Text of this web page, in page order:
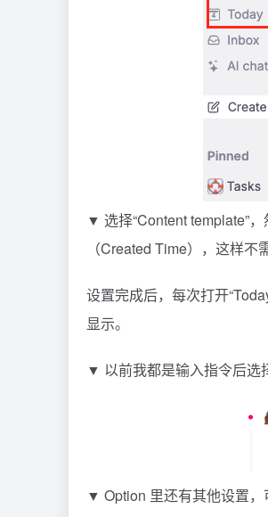
▼ 选择“Content template”
（Created Time），这样
设置完成后，每次打开
显示。
▼ 以前我都是输入指令后选
▼ Option 里还有其他设置